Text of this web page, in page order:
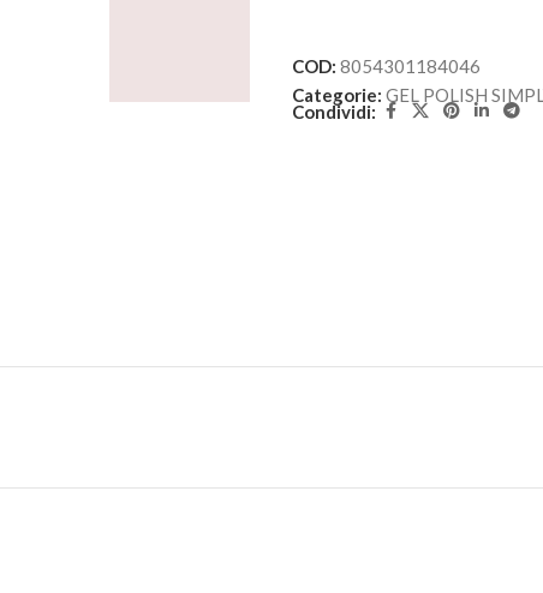
COD: 8054301184046
Categorie: GEL POLISH
Condividi: